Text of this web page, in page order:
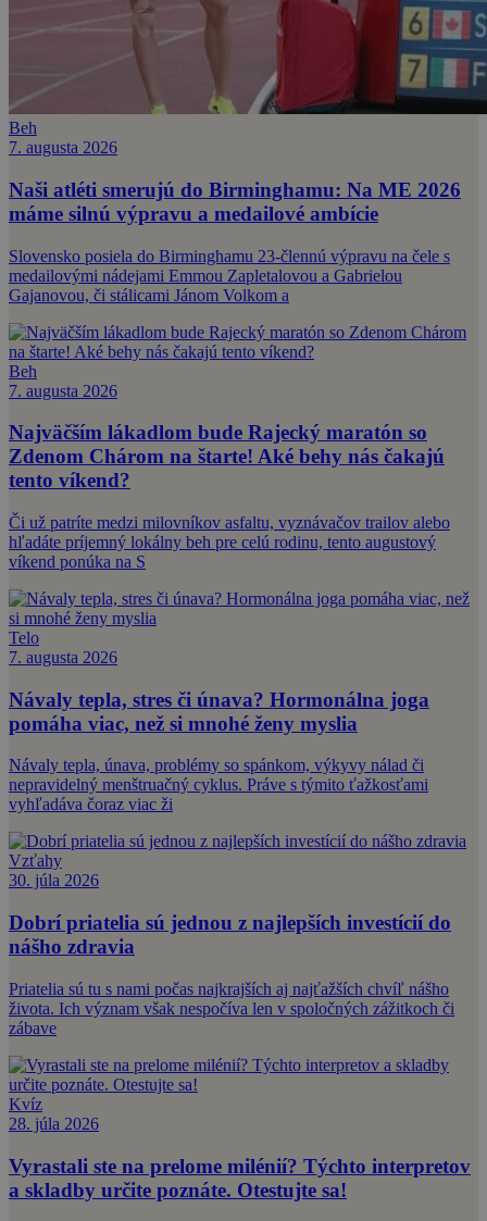
Beh
7. augusta 2026
Naši atléti smerujú do Birminghamu: Na ME 2026
máme silnú výpravu a medailové ambície
Slovensko posiela do Birminghamu 23-člennú výpravu na čele s
medailovými nádejami Emmou Zapletalovou a Gabrielou
Gajanovou, či stálicami Jánom Volkom a
Beh
7. augusta 2026
Najväčším lákadlom bude Rajecký maratón so
Zdenom Chárom na štarte! Aké behy nás čakajú
tento víkend?
Či už patríte medzi milovníkov asfaltu, vyznávačov trailov alebo
hľadáte príjemný lokálny beh pre celú rodinu, tento augustový
víkend ponúka na S
Telo
7. augusta 2026
Návaly tepla, stres či únava? Hormonálna joga
pomáha viac, než si mnohé ženy myslia
Návaly tepla, únava, problémy so spánkom, výkyvy nálad či
nepravidelný menštruačný cyklus. Práve s týmito ťažkosťami
vyhľadáva čoraz viac ži
Vzťahy
30. júla 2026
Dobrí priatelia sú jednou z najlepších investícií do
nášho zdravia
Priatelia sú tu s nami počas najkrajších aj najťažších chvíľ nášho
života. Ich význam však nespočíva len v spoločných zážitkoch či
zábave
Kvíz
28. júla 2026
Vyrastali ste na prelome milénií? Týchto interpretov
a skladby určite poznáte. Otestujte sa!